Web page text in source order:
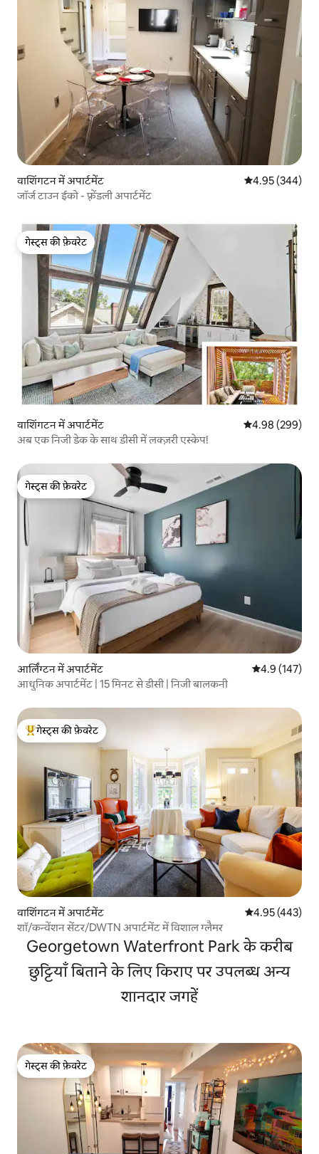
वाशिंगटन में अपार्टमेंट औसत रेटिंग 5 में से
4.95 (344)
जॉर्ज टाउन ईको - फ़्रेंडली अपार्टमेंट
गेस्ट्स की फ़ेवरेट
गेस्ट्स की फ़ेवरेट
वाशिंगटन में अपार्टमेंट औसत रेटिंग 5 में से
4.98 (299)
अब एक निजी डेक के साथ डीसी में लक्ज़री एस्केप!
गेस्ट्स की फ़ेवरेट
गेस्ट्स की फ़ेवरेट
आर्लिंग्टन में अपार्टमेंट औसत रेटिंग 5 में
4.9 (147)
आधुनिक अपार्टमेंट | 15 मिनट से डीसी | निजी बालकनी
गेस्ट्स का टॉप फ़ेवरेट
गेस्ट्स की फ़ेवरेट
वाशिंगटन में अपार्टमेंट औसत रेटिंग 5 में से
4.95 (443)
शॉ/कन्वेंशन सेंटर/DWTN अपार्टमेंट में विशाल ग्लैमर
Georgetown Waterfront Park के करीब
छुट्टियाँ बिताने के लिए किराए पर उपलब्ध अन्य
शानदार जगहें
गेस्ट्स की फ़ेवरेट
गेस्ट्स की फ़ेवरेट